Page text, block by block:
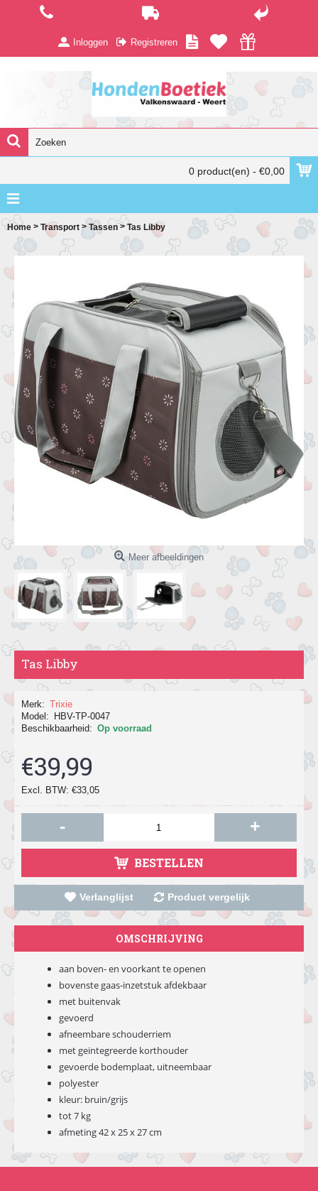
Inloggen Registreren
0 product(en) - €0,00
Home > Transport >Tassen >Tas Libby
Meer afbeeldingen
Tas Libby
Merk: Trixie
Model:
HBV-TP-0047
Beschikbaarheid: Op voorraad
€39,99
Excl. BTW: €33,05
- +
BESTELLEN
Verlanglijst Product vergelijk
OMSCHRIJVING
aan boven- en voorkant te openen
bovenste gaas-inzetstuk afdekbaar
met buitenvak
gevoerd
afneembare schouderriem
met geïntegreerde korthouder
gevoerde bodemplaat, uitneembaar
polyester
kleur: bruin/grijs
tot 7 kg
afmeting 42 x 25 x 27 cm